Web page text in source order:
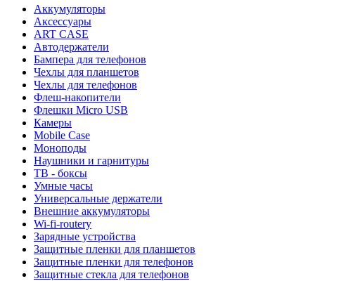
Аккумуляторы
Аксессуары
ART CASE
Автодержатели
Бампера для телефонов
Чехлы для планшетов
Чехлы для телефонов
Флеш-накопители
Флешки Micro USB
Камеры
Mobile Case
Моноподы
Наушники и гарнитуры
ТВ - боксы
Умные часы
Универсальные держатели
Внешние аккумуляторы
Wi-fi-routery
Зарядные устройства
Защитные пленки для планшетов
Защитные пленки для телефонов
Защитные стекла для телефонов